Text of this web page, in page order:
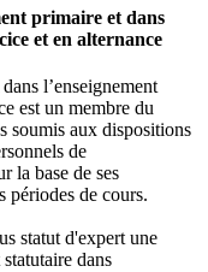
primaire et dans
et en alternance
l’enseignement
est un membre du
soumis aux dispositions
de
la base de ses
périodes de cours.
statut d'expert une
dans